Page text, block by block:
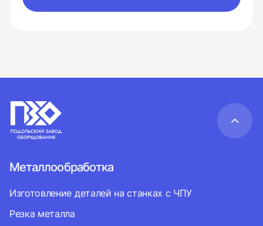
Металлообработка
Изготовление деталей на станках с ЧПУ
Резка металла